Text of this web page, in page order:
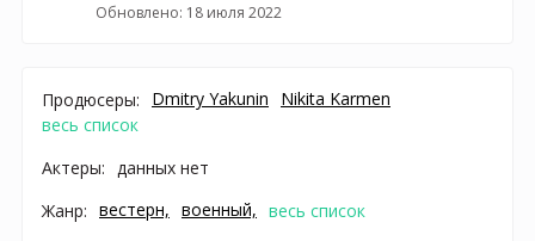
Обновлено: 18 июля 2022
Продюсеры: Dmitry Yakunin
Nikita Karmen
весь список
Актеры:
данных нет
Жанр: вестерн, военный, весь список